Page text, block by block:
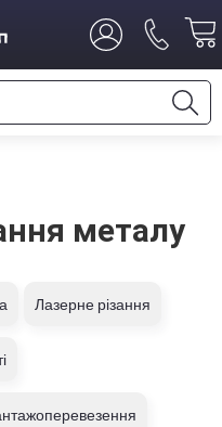
металу
Лазерне різання